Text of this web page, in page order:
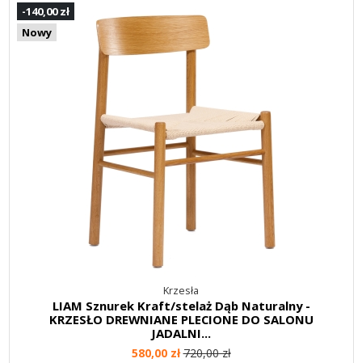
-140,00 zł
Nowy
Krzesła
LIAM Sznurek Kraft/stelaż Dąb Naturalny -
KRZESŁO DREWNIANE PLECIONE DO SALONU
JADALNI...
580,00 zł720,00 zł